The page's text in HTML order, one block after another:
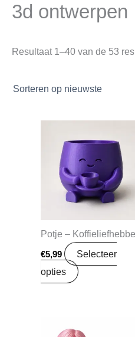
3d ontwerpen
Resultaat 1–40 van de 53
Potje –
€5,99
Selecteer
opties